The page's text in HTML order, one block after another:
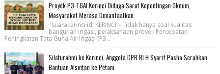
Proyek P3-TGAI Kerinci Diduga Sarat Kepentingan Oknum,
Masyarakat Merasa Dimanfaatkan
Suarakerinci.id, KERINCI – Tidak hanya soal kualitas
bangunan irigasi, pelaksanaan proyek Percepatan
Peningkatan Tata Guna Air Irigasi (P3...
Silaturahmi ke Kerinci, Anggota DPR RI H Syarif Pasha Serahkan
Bantuan Alsintan ke Petani